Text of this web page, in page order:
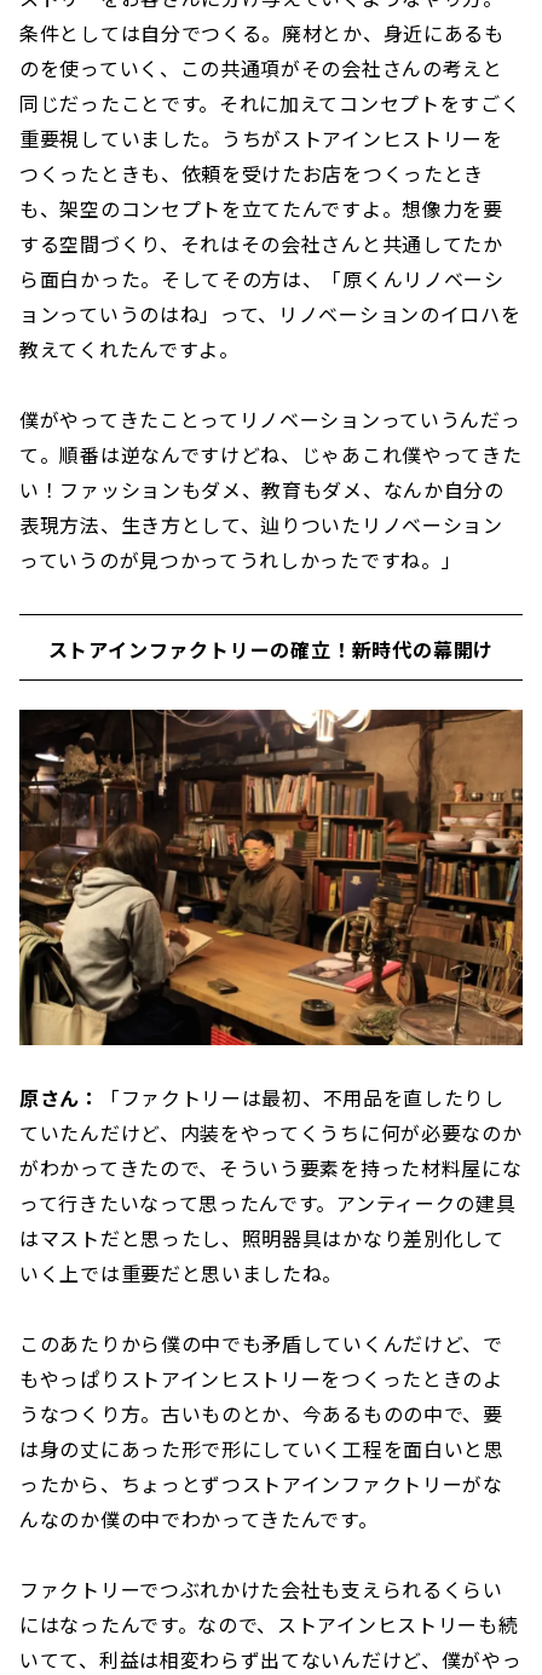
条件としては自分でつくる。廃材とか、身近にあるも
のを使っていく、この共通項がその会社さんの考えと
同じだったことです。それに加えてコンセプトをすごく
重要視していました。うちがストアインヒストリーを
つくったときも、依頼を受けたお店をつくったとき
も、架空のコンセプトを立てたんですよ。想像力を要
する空間づくり、それはその会社さんと共通してたか
ら面白かった。そしてその方は、「原くんリノベーシ
ョンっていうのはね」って、リノベーションのイロハを
教えてくれたんですよ。
僕がやってきたことってリノベーションっていうんだっ
て。順番は逆なんですけどね、じゃあこれ僕やってきた
い！ファッションもダメ、教育もダメ、なんか自分の
表現方法、生き方として、辿りついたリノベーション
っていうのが見つかってうれしかったですね。」
ストアインファクトリーの確立！新時代の幕開け
原さん：
「ファクトリーは最初、不用品を直したりし
ていたんだけど、内装をやってくうちに何が必要なのか
がわかってきたので、そういう要素を持った材料屋にな
って行きたいなって思ったんです。アンティークの建具
はマストだと思ったし、照明器具はかなり差別化して
いく上では重要だと思いましたね。
このあたりから僕の中でも矛盾していくんだけど、で
もやっぱりストアインヒストリーをつくったときのよ
うなつくり方。古いものとか、今あるものの中で、要
は身の丈にあった形で形にしていく工程を面白いと思
ったから、ちょっとずつストアインファクトリーがな
んなのか僕の中でわかってきたんです。
ファクトリーでつぶれかけた会社も支えられるくらい
にはなったんです。なので、ストアインヒストリーも続
いてて、利益は相変わらず出てないんだけど、僕がやっ